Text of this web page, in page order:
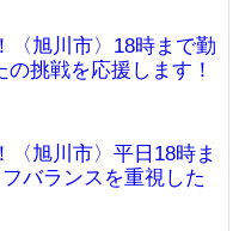
〈旭川市〉18時まで勤
挑戦を応援します！
〈旭川市〉平日18時ま
バランスを重視した